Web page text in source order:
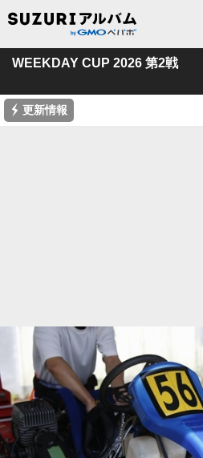
WEEKDAY CUP 2026 第2戦
⚡ 更新情報